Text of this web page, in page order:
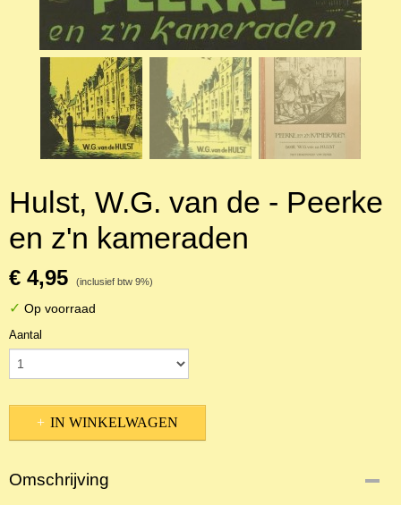
Hulst, W.G. van de - Peerke
en z'n kameraden
€ 4,95 (inclusief btw 9%)
✓ Op voorraad
Aantal
IN WINKELWAGEN
Omschrijving